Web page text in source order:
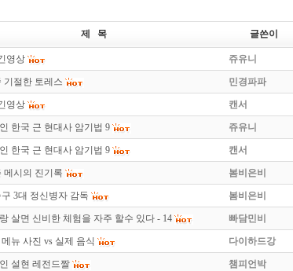
제 목
글쓴이
영상 쥬유니
기절한 토레스 민경파파
영상 캔서
한국 근 현대사 암기법 9 쥬유니
한국 근 현대사 암기법 9 캔서
메시의 진기록 봄비은비
3대 정신병자 감독 봄비은비
살면 신비한 체험을 자주 할수 있다 - 14 빠담민비
뉴 사진 vs 실제 음식 다이하드강
설현 레전드짤 챔피언박